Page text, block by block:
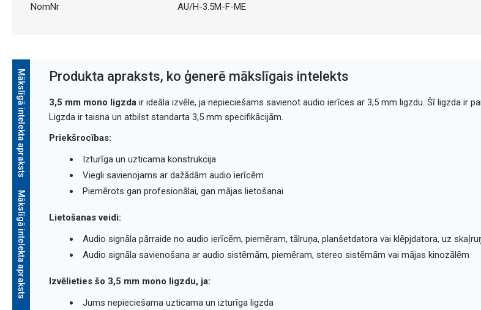
NomNr AU/H-3.5M-F-ME
Mākslīgā intelekta apraksts
Mākslīgā intelekta apraksts
Produkta apraksts, ko ģenerē mākslīgais intelekts
3,5 mm mono ligzdair ideāla izvēle, ja nepieciešams savienot audio ierīces ar 3,5 mm ligzdu. Šī ligzda ir
Ligzda ir taisna un atbilst standarta 3,5 mm specifikācijām.
Priekšrocības:
Izturīga un uzticama konstrukcija
Viegli savienojams ar dažādām audio ierīcēm
Piemērots gan profesionālai, gan mājas lietošanai
Lietošanas veidi:
Audio signāla pārraide no audio ierīcēm, piemēram, tālruņa, planšetdatora vai klēpjdatora, uz
Audio signāla savienošana ar audio sistēmām, piemēram, stereo sistēmām vai mājas kinozālēm
Izvēlieties šo 3,5 mm mono ligzdu, ja:
Jums nepieciešama uzticama un izturīga ligzda